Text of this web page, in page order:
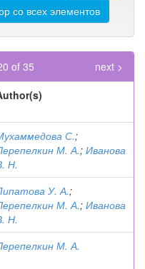
of 35
next >
С.;
М. А.; Иванова
Н.
У. А.;
М. А.; Иванова
Н.
М. А.